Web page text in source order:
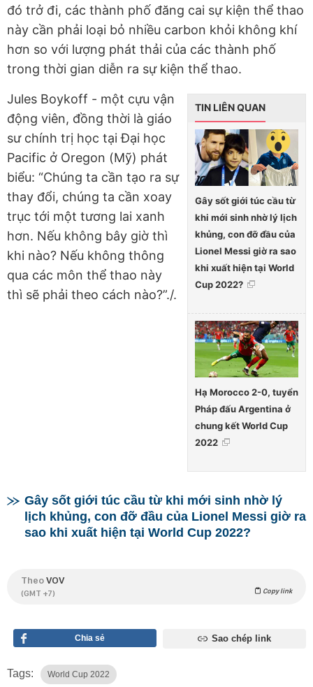
đó trở đi, các thành phố đăng cai sự kiện thể thao
này cần phải loại bỏ nhiều carbon khỏi không khí
hơn so với lượng phát thải của các thành phố
trong thời gian diễn ra sự kiện thể thao.
TIN LIÊN QUAN
Gây sốt giới túc cầu từ
khi mới sinh nhờ lý lịch
khủng, con đỡ đầu của
Lionel Messi giờ ra sao
khi xuất hiện tại World
Cup 2022?
Hạ Morocco 2-0, tuyển
Pháp đấu Argentina ở
chung kết World Cup
2022
Jules Boykoff - một cựu vận
động viên, đồng thời là giáo
sư chính trị học tại Đại học
Pacific ở Oregon (Mỹ) phát
biểu: “Chúng ta cần tạo ra sự
thay đổi, chúng ta cần xoay
trục tới một tương lai xanh
hơn. Nếu không bây giờ thì
khi nào? Nếu không thông
qua các môn thể thao này
thì sẽ phải theo cách nào?”./.
Gây sốt giới túc cầu từ khi mới sinh nhờ lý
lịch khủng, con đỡ đầu của Lionel Messi giờ ra
sao khi xuất hiện tại World Cup 2022?
TheoVOV
(GMT +7) Copy link
Chia sẻ Sao chép link
Tags: World Cup 2022